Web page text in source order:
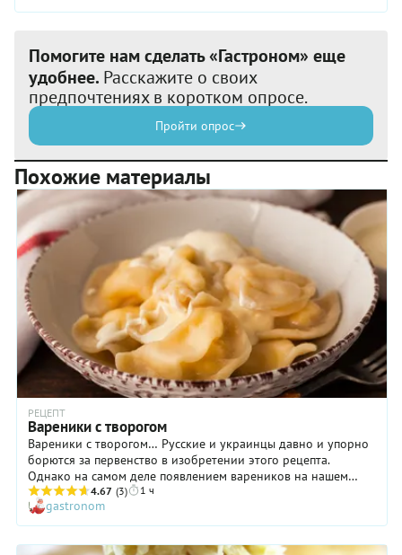
Помогите нам сделать «Гастроном» еще
удобнее. Расскажите о своих
предпочтениях в коротком опросе.
Пройти опрос
Похожие материалы
РЕЦЕПТ
Вареники с творогом
Вареники с творогом… Русские и украинцы давно и упорно
борются за первенство в изобретении этого рецепта.
Однако на самом деле появлением вареников на нашем
столе мы обязаны... туркам! Похожее блюдо в этой стороне
существовало испокон веку под название «дюшвара».
Отведав ее, славяне пришли в восторг, переиначили рецепт
4.67 (3) 1 ч
gastronom